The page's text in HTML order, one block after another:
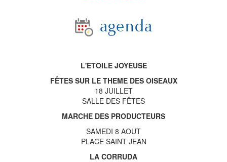
L'ETOILE JOYEUSE
FÊTES SUR LE THEME DES OISEAUX
18 JUILLET
SALLE DES FÊTES
MARCHE DES PRODUCTEURS
SAMEDI 8 AOUT
PLACE SAINT JEAN
LA CORRUDA